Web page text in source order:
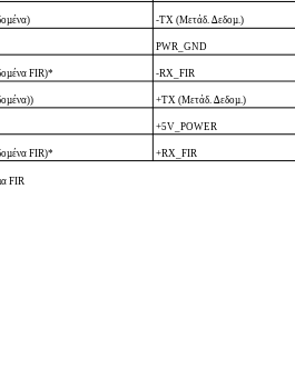
FIR
-TX (Μετάδ. ∆εδοµ.)
PWR_GND
FIR)* -RX_FIR
+TX (Μετάδ. ∆εδοµ.)
+5V_POWER
FIR)* +RX_FIR